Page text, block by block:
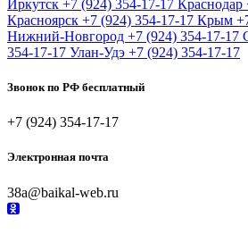
Иркутск +7 (924) 354-17-17 Краснодар
Красноярск +7 (924) 354-17-17 Крым
Нижний-Новгород +7 (924) 354-17-17
354-17-17 Улан-Удэ +7 (924) 354-17-17
Звонок по РФ бесплатный
+7 (924) 354-17-17
Электронная почта
38a@baikal-web.ru